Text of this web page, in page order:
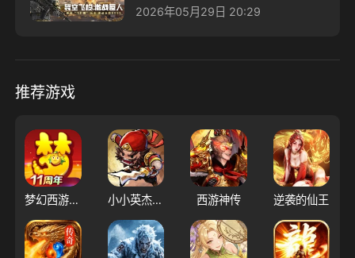
2026年05月29日 20:29
推荐游戏
梦幻西游（大陆服） 小小英杰：合战天下 西游神传 逆袭的仙王